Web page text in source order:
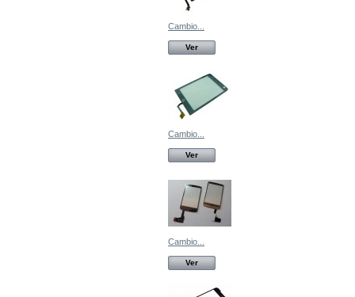
Cambio...
Ver
Cambio...
Ver
Cambio...
Ver